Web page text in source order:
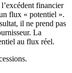
financier
flux « potentiel ».
il ne prend pas
La
au flux réel.